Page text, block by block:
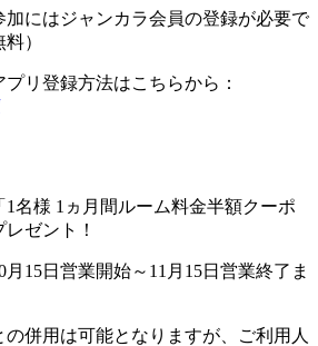
にはジャンカラ会員の登録が必要で
）
リ登録方法はこちらから：
名様 1ヵ月間ルーム料金半額クーポ
ゼント！
15日営業開始～11月15日営業終了ま
併用は可能となりますが、ご利用人